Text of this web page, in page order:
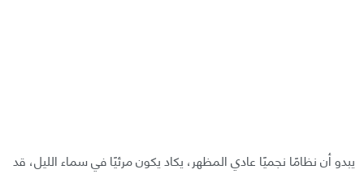
يبدو أن نظامًا نجميًا عادي المظهر، يكاد يكون مرئيًا في سماء الليل، قد